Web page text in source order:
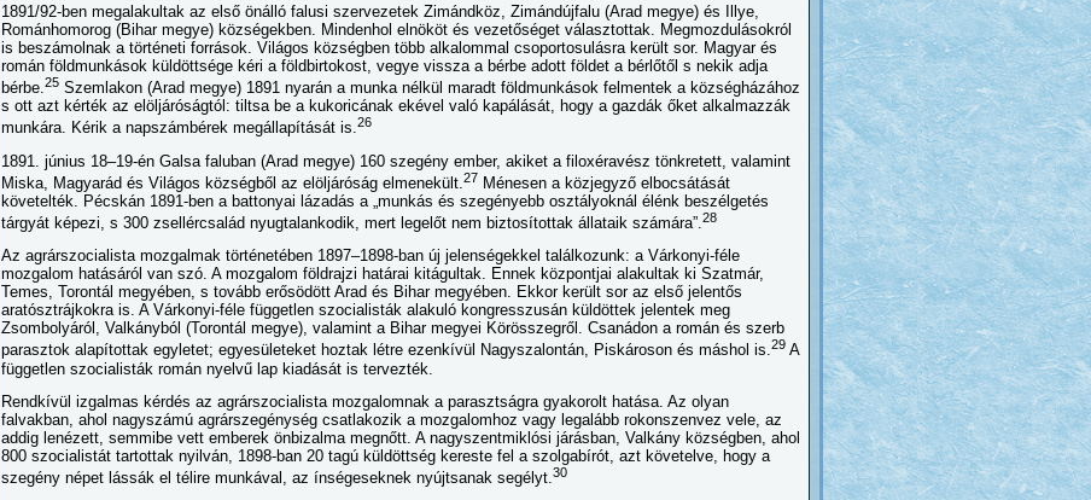
1891/92-ben megalakultak az első önálló falusi szervezetek Zimándköz, Zimándújfalu (Arad megye) és Illye,
Románhomorog (Bihar megye) községekben. Mindenhol elnököt és vezetőséget választottak. Megmozdulásokról
is beszámolnak a történeti források. Világos községben több alkalommal csoportosulásra került sor. Magyar és
román földmunkások küldöttsége kéri a földbirtokost, vegye vissza a bérbe adott földet a bérlőtől s nekik adja
bérbe.25 Szemlakon (Arad megye) 1891 nyarán a munka nélkül maradt földmunkások felmentek a községházához
s ott azt kérték az elöljáróságtól: tiltsa be a kukoricának ekével való kapálását, hogy a gazdák őket alkalmazzák
munkára. Kérik a napszámbérek megállapítását is.26
1891. június 18–19-én Galsa faluban (Arad megye) 160 szegény ember, akiket a filoxéravész tönkretett, valamint
Miska, Magyarád és Világos községből az elöljáróság elmenekült. 27 Ménesen a közjegyző elbocsátását
követelték. Pécskán 1891-ben a battonyai lázadás a „munkás és szegényebb osztályoknál élénk beszélgetés
tárgyát képezi, s 300 zsellércsalád nyugtalankodik, mert legelőt nem biztosítottak állataik számára”.28
Az agrárszocialista mozgalmak történetében 1897–1898-ban új jelenségekkel találkozunk: a Várkonyi-féle
mozgalom hatásáról van szó. A mozgalom földrajzi határai kitágultak. Ennek központjai alakultak ki Szatmár,
Temes, Torontál megyében, s tovább erősödött Arad és Bihar megyében. Ekkor került sor az első jelentős
aratósztrájkokra is. A Várkonyi-féle független szocialisták alakuló kongresszusán küldöttek jelentek meg
Zsombolyáról, Valkányból (Torontál megye), valamint a Bihar megyei Körösszegről. Csanádon a román és szerb
parasztok alapítottak egyletet; egyesületeket hoztak létre ezenkívül Nagyszalontán, Piskároson és máshol is.29 A
független szocialisták román nyelvű lap kiadását is tervezték.
Rendkívül izgalmas kérdés az agrárszocialista mozgalomnak a parasztságra gyakorolt hatása. Az olyan
falvakban, ahol nagyszámú agrárszegénység csatlakozik a mozgalomhoz vagy legalább rokonszenvez vele, az
addig lenézett, semmibe vett emberek önbizalma megnőtt. A nagyszentmiklósi járásban, Valkány községben, ahol
800 szocialistát tartottak nyilván, 1898-ban 20 tagú küldöttség kereste fel a szolgabírót, azt követelve, hogy a
szegény népet lássák el télire munkával, az ínségeseknek nyújtsanak segélyt. 30